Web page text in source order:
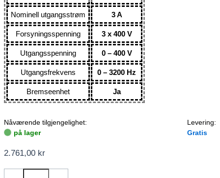
Nominell utgangsstrøm 3 A
Forsyningsspenning 3 x 400 V
Utgangsspenning 0 – 400 V
Utgangsfrekvens 0 – 3200 Hz
Bremseenhet Ja
Nåværende tilgjengelighet:
på lager
Levering:
Gratis
2.761,00 kr